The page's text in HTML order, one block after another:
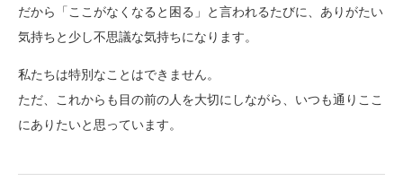
だから「ここがなくなると困る」と言われるたびに、ありがたい
気持ちと少し不思議な気持ちになります。
私たちは特別なことはできません。
ただ、これからも目の前の人を大切にしながら、いつも通りここ
にありたいと思っています。